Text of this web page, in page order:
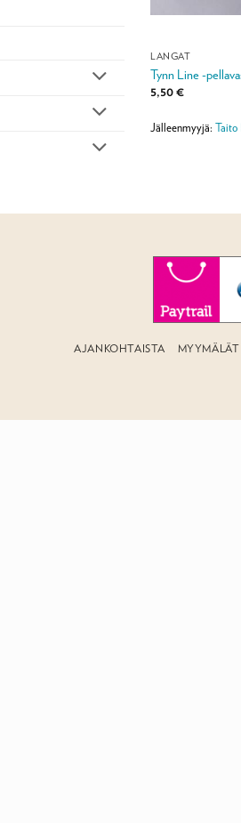
LANGAT
Tynn Line -
5,50€
Jälleenmyyjä:Taito
AJANKOHTAISTA MYYMÄLÄT